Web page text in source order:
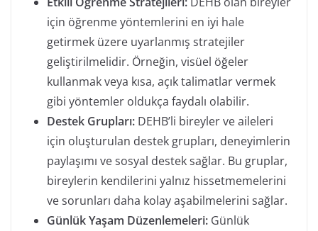
için öğrenme yöntemlerini en iyi hale
getirmek üzere uyarlanmış stratejiler
geliştirilmelidir. Örneğin, visüel öğeler
kullanmak veya kısa, açık talimatlar vermek
gibi yöntemler oldukça faydalı olabilir.
Destek Grupları: DEHB’li bireyler ve aileleri
için oluşturulan destek grupları, deneyimlerin
paylaşımı ve sosyal destek sağlar. Bu gruplar,
bireylerin kendilerini yalnız hissetmemelerini
ve sorunları daha kolay aşabilmelerini sağlar.
Günlük Yaşam Düzenlemeleri: Günlük